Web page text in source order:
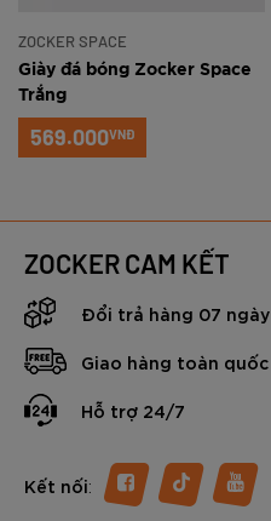
ZOCKER SPACE
Giày đá bóng Zocker Space
Trắng
569.000VNĐ
ZOCKER CAM KẾT
Đổi trả hàng 07 ngày
Giao hàng toàn quốc
Hỗ trợ 24/7
Kết nối: